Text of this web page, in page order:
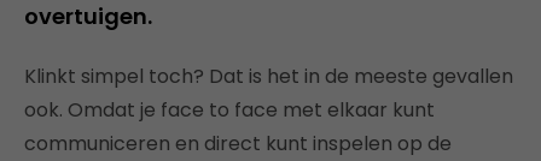
overtuigen.
Klinkt simpel toch? Dat is het in de meeste gevallen
ook. Omdat je face to face met elkaar kunt
communiceren en direct kunt inspelen op de